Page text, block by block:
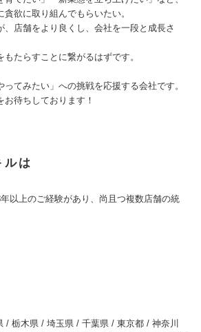
貪欲に取り組んでもらいたい。
、店舗をより良くし、会社を一段と成長さ
たらすことに繋がるはずです。
てみたい」への挑戦を応援する会社です。
待ちしております！
ルは
以上のご経験があり、尚且つ複数店舗の統
/ 栃木県 / 埼玉県 / 千葉県 / 東京都 / 神奈川